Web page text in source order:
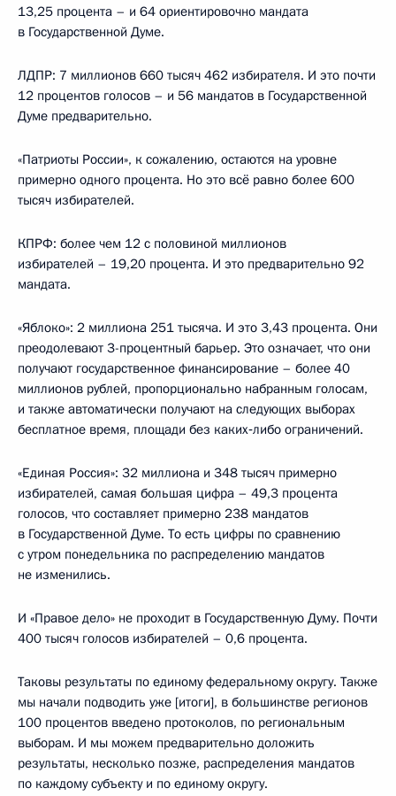
13,25 процента – и 64 ориентировочно мандата
в Государственной Думе.
ЛДПР: 7 миллионов 660 тысяч 462 избирателя. И это почти
12 процентов голосов – и 56 мандатов в Государственной
Думе предварительно.
«Патриоты России», к сожалению, остаются на уровне
примерно одного процента. Но это всё равно более 600
тысяч избирателей.
КПРФ: более чем 12 с половиной миллионов
избирателей – 19,20 процента. И это предварительно 92
мандата.
«Яблоко»: 2 миллиона 251 тысяча. И это 3,43 процента. Они
преодолевают 3-процентный барьер. Это означает, что они
получают государственное финансирование – более 40
миллионов рублей, пропорционально набранным голосам,
и также автоматически получают на следующих выборах
бесплатное время, площади без каких‑либо ограничений.
«Единая Россия»: 32 миллиона и 348 тысяч примерно
избирателей, самая большая цифра – 49,3 процента
голосов, что составляет примерно 238 мандатов
в Государственной Думе. То есть цифры по сравнению
с утром понедельника по распределению мандатов
не изменились.
И «Правое дело» не проходит в Государственную Думу. Почти
400 тысяч голосов избирателей – 0,6 процента.
Таковы результаты по единому федеральному округу. Также
мы начали подводить уже [итоги], в большинстве регионов
100 процентов введено протоколов, по региональным
выборам. И мы можем предварительно доложить
результаты, несколько позже, распределения мандатов
по каждому субъекту и по единому округу.